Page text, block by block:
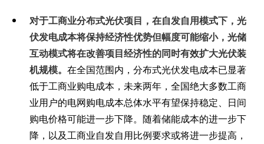
对于工商业分布式光伏项目，在自发自用模式下，光
伏发电成本将保持经济性优势但幅度可能缩小，光储
互动模式将在改善项目经济性的同时有效扩大光伏装
机规模。 在全国范围内，分布式光伏发电成本已显著
低于工商业购电成本，未来两年，全国绝大多数工商
业用户的电网购电成本总体水平有望保持稳定、日间
购电价格可能进一步下降。随着储能成本的进一步下
降，以及工商业自发自用比例要求或将进一步提高，